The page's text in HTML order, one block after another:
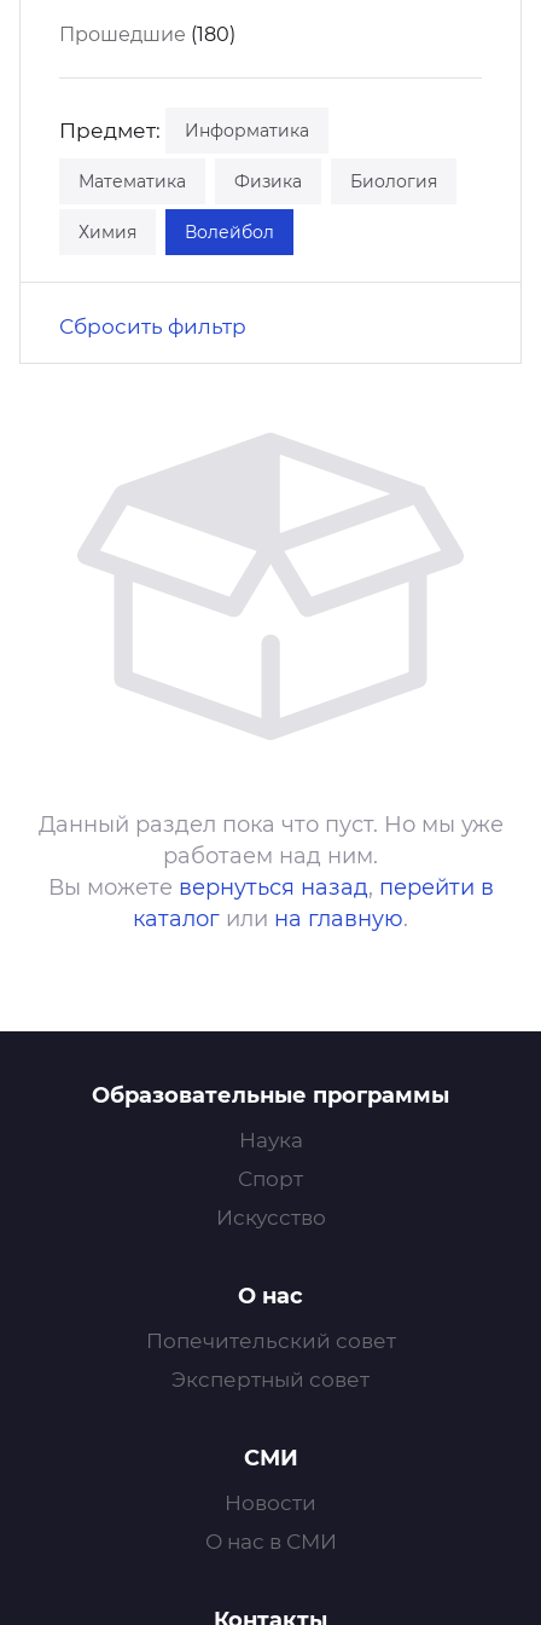
Прошедшие (180)
Предмет: Информатика
Математика Физика Биология
Химия Волейбол
Сбросить фильтр
Данный раздел пока что пуст. Но мы уже
работаем над ним.
Вы можете вернуться назад, перейти в
каталог или на главную.
Образовательные программы
Наука
Спорт
Искусство
О нас
Попечительский совет
Экспертный совет
СМИ
Новости
О нас в СМИ